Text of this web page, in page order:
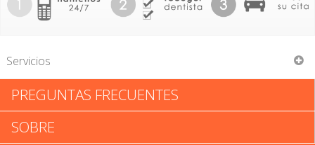
Servicios
Thomas C Goodsell
PREGUNTAS FRECUENTES
SOBRE